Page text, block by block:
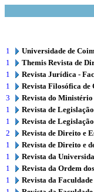
1
Universidade de
1
Themis Revista de
1
Revista Jurídica -
1
Revista Filosófica de
3
Revista do
1
Revista de
1
Revista de
2
Revista de Direito e
1
Revista de Direito e
1
Revista da
1
Revista da Ordem
1
Revista da